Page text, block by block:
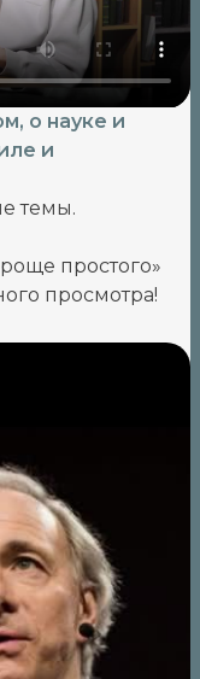
о науке и
и
темы.
простого»
просмотра!